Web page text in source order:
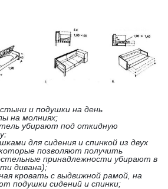
и подушки на день
на молниях;
убирают под откидную
для сидения и спинкой из двух
позволяют получить
принадлежности убирают в
дивана);
кровать с выдвижной рамой, на
подушки сидений и спинки;